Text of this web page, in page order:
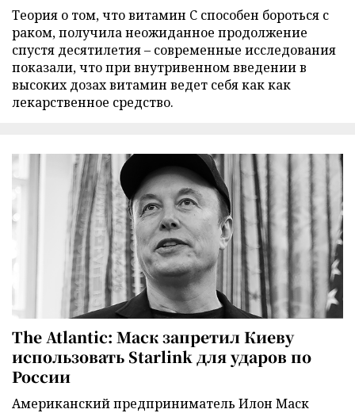
Теория о том, что витамин C способен бороться с
раком, получила неожиданное продолжение
спустя десятилетия – современные исследования
показали, что при внутривенном введении в
высоких дозах витамин ведет себя как как
лекарственное средство.
The Atlantic: Маск запретил Киеву
использовать Starlink для ударов по
России
Американский предприниматель Илон Маск